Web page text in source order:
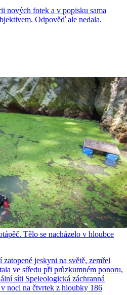
nových fotek a v popisku sama
Odpověď ale nedala.
Tělo se nacházelo v hloubce
jeskyni na světě, zemřel
ve středu při průzkumném ponoru,
síti Speleologická záchranná
noci na čtvrtek z hloubky 186